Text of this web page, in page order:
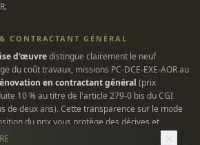
CONTRACTANT GÉNÉRAL
d'œuvredistingue clairement le neuf
du coût travaux, missions PC-DCE-EXE-AOR au
en contractant général (prix
10 % au titre de l'article 279-0 bis du CGI
de deux ans). Cette transparence sur le mode
du prix vous protège des dérives et
Tous nos chantiers sont couverts par